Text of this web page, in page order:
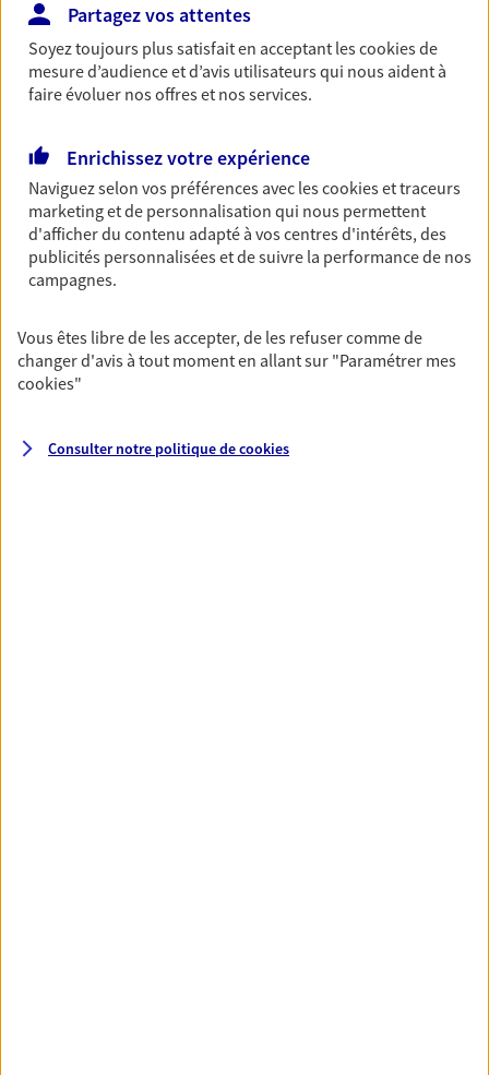
Réalisez vos projets grâce à votre épargne : achat
immobilier, études des enfants ou voyage autour
du monde… Épargnez à votre rythme et
simplement, selon votre profil.
Retraite
Préparez sereinement ce nouveau chapitre de
votre vie avec les conseils d'un expert. Découvrez
notre solution PER (Plan Epargne Retraite)
spécialement conçue pour la retraite.
Découvrir l'offre Retraite
Pour un avenir serein, assurez-vous avec notre
contrat prévoyance. Préservez vos proches en cas
Partagez vos attentes
Soyez toujours plus satisfait en acceptant lescookiesde
mesure d’audience et d’avis utilisateurs qui nous aident à
faire évoluer nos offres et nos services.
Enrichissez votre expérience
Naviguez selon vos préférences avec lescookies et traceurs
marketing et de personnalisation qui nous permettent
d'afficher du contenu adapté à vos centres d'intérêts, des
publicités personnalisées et de suivre la performance de nos
campagnes.
Vous êtes libre de les accepter, de les refuser comme de
changer d'avis à tout moment en allant sur "Paramétrer mes
cookies"
Consulter notre politique decookies